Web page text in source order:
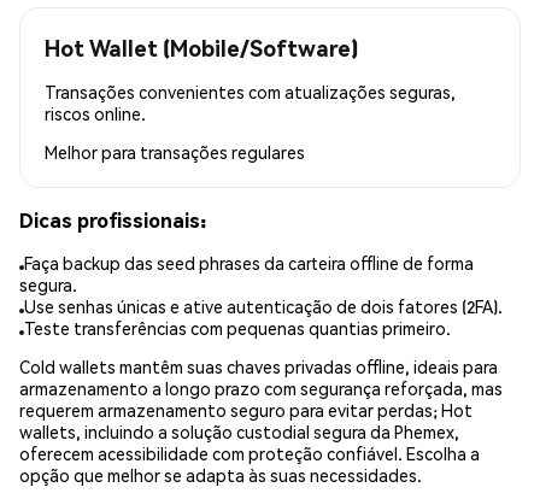
Hot Wallet (Mobile/Software)
Transações convenientes com atualizações seguras,
riscos online.
Melhor para transações regulares
Dicas profissionais:
Faça backup das seed phrases da carteira offline de forma
segura.
Use senhas únicas e ative autenticação de dois fatores (2FA).
Teste transferências com pequenas quantias primeiro.
Cold wallets mantêm suas chaves privadas offline, ideais para
armazenamento a longo prazo com segurança reforçada, mas
requerem armazenamento seguro para evitar perdas; Hot
wallets, incluindo a solução custodial segura da Phemex,
oferecem acessibilidade com proteção confiável. Escolha a
opção que melhor se adapta às suas necessidades.